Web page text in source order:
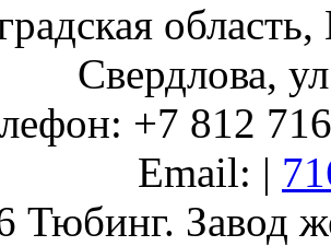
Свердлова,
+7 812
Email: |
Тюбинг. Завод